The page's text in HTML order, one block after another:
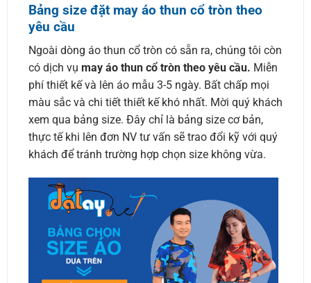
Bảng size đặt may áo thun cổ tròn theo
yêu cầu
Ngoài dòng áo thun cổ tròn có sẵn ra, chúng tôi còn
có dịch vụ may áo thun cổ tròn theo yêu cầu. Miễn
phí thiết kế và lên áo mẫu 3-5 ngày. Bất chấp mọi
màu sắc và chi tiết thiết kế khó nhất. Mời quý khách
xem qua bảng size. Đây chỉ là bảng size cơ bản,
thực tế khi lên đơn NV tư vấn sẽ trao đổi kỹ với quý
khách để tránh trường hợp chọn size không vừa.